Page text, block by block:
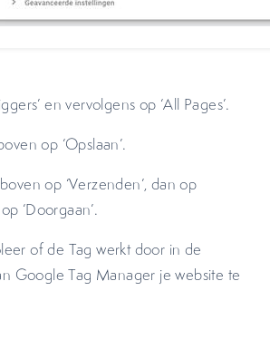
en vervolgens op ‘All Pages’.
op ‘Opslaan’.
op ‘Verzenden’, dan op
‘Doorgaan’.
of de Tag werkt door in de
Google Tag Manager je website te